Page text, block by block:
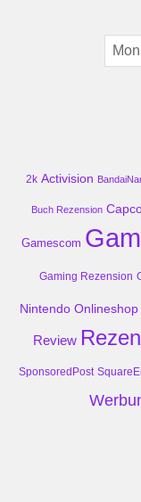
Archiv
2k Activision
Buch Rezension
Gamescom
Gaming Rezension
Nintendo Onlineshop
Review
SponsoredPost